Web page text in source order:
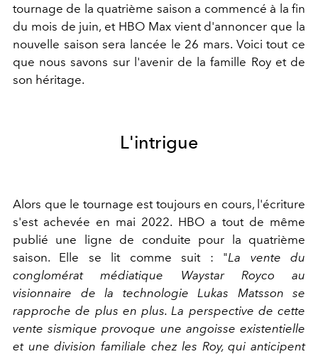
tournage de la quatrième saison a commencé à la fin
du mois de juin, et HBO Max vient d'annoncer que la
nouvelle saison sera lancée le 26 mars. Voici tout ce
que nous savons sur l'avenir de la famille Roy et de
son héritage.
L'intrigue
Alors que le tournage est toujours en cours, l'écriture
s'est achevée en mai 2022. HBO a tout de même
publié une ligne de conduite pour la quatrième
saison. Elle se lit comme suit : "La vente du
conglomérat médiatique Waystar Royco au
visionnaire de la technologie Lukas Matsson se
rapproche de plus en plus. La perspective de cette
vente sismique provoque une angoisse existentielle
et une division familiale chez les Roy, qui anticipent